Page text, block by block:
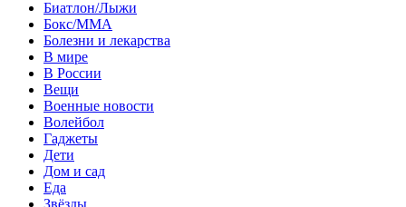
Биатлон/Лыжи
Бокс/MMA
Болезни и лекарства
В мире
В России
Вещи
Военные новости
Волейбол
Гаджеты
Дети
Дом и сад
Еда
Звёзды